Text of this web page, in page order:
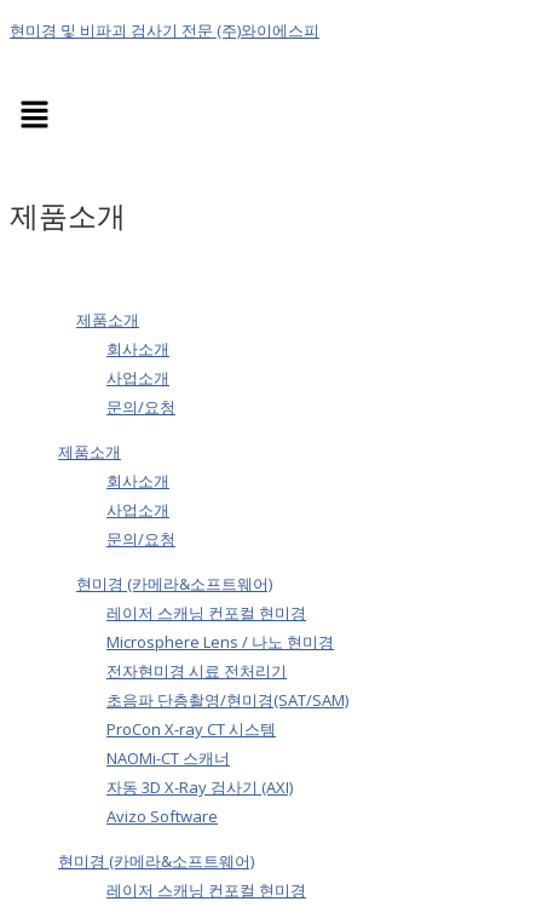
현미경 및 비파괴 검사기 전문 (주)와이에스피
Menu
제품소개
제품소개
회사소개
사업소개
문의/요청
제품소개
회사소개
사업소개
문의/요청
현미경 (카메라&소프트웨어)
레이저 스캐닝 컨포컬 현미경
Microsphere Lens / 나노 현미경
전자현미경 시료 전처리기
초음파 단층촬영/현미경(SAT/SAM)
ProCon X-ray CT 시스템
NAOMi-CT 스캐너
자동 3D X-Ray 검사기 (AXI)
Avizo Software
현미경 (카메라&소프트웨어)
레이저 스캐닝 컨포컬 현미경